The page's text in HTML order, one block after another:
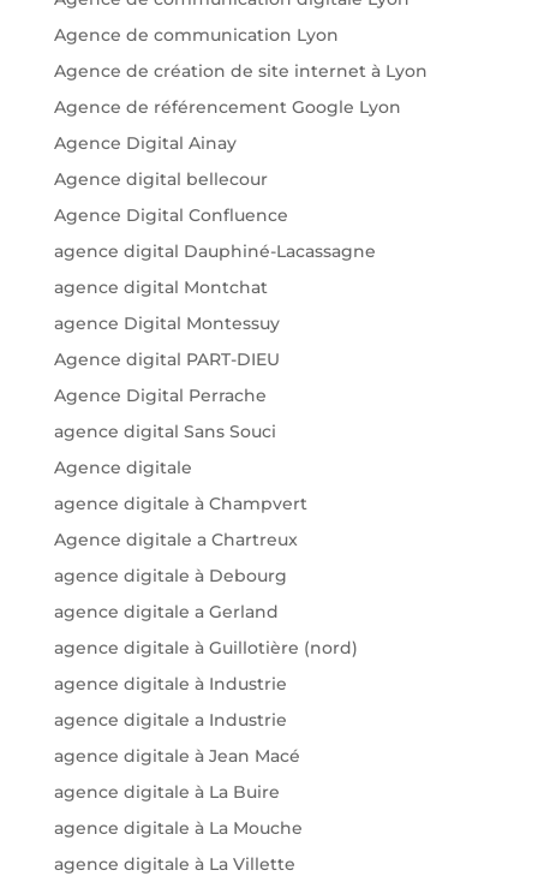
Agence de communication Lyon
Agence de création de site internet à Lyon
Agence de référencement Google Lyon
Agence Digital Ainay
Agence digital bellecour
Agence Digital Confluence
agence digital Dauphiné-Lacassagne
agence digital Montchat
agence Digital Montessuy
Agence digital PART-DIEU
Agence Digital Perrache
agence digital Sans Souci
Agence digitale
agence digitale à Champvert
Agence digitale a Chartreux
agence digitale à Debourg
agence digitale a Gerland
agence digitale à Guillotière (nord)
agence digitale à Industrie
agence digitale a Industrie
agence digitale à Jean Macé
agence digitale à La Buire
agence digitale à La Mouche
agence digitale à La Villette